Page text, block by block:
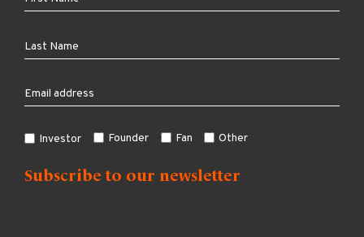
Investor Founder Fan Other